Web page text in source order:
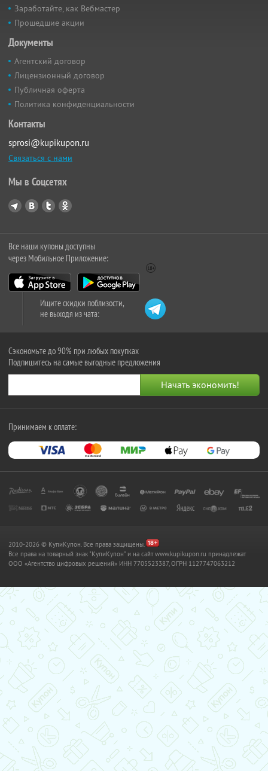
Заработайте, как Вебмастер
Прошедшие акции
Документы
Агентский договор
Лицензионный договор
Публичная оферта
Политика конфиденциальности
Контакты
sprosi@kupikupon.ru
Связаться с нами
Мы в Соцсетях
Все наши купоны доступны
через Мобильное Приложение:
Ищите скидки поблизости,
не выходя из чата:
Сэкономьте до 90% при любых покупках
Подпишитесь на самые выгодные предложения
Принимаем к оплате:
2010-2026 © КупиКупон. Все права защищены.
Все права на товарный знак "КупиКупон" и на сайт www.kupikupon.ru принадлежат
OOO «Агентство цифровых решений» ИНН 7705523387, ОГРН 1127747063212